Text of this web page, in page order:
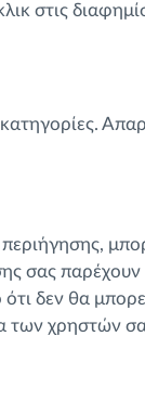
στις
σας
δεν θα
των χρηστών